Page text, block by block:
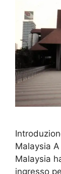
Malaysia
Malaysia
ingresso